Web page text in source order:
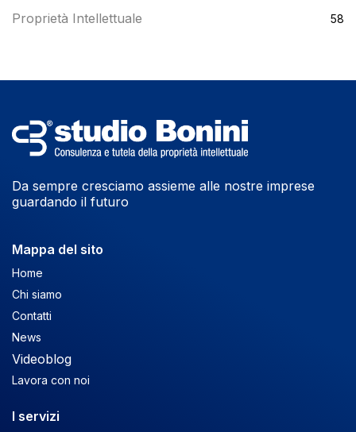
Proprietà Intellettuale 58
Da sempre cresciamo assieme alle nostre imprese
guardando il futuro
Mappa del sito
Home
Chi siamo
Contatti
News
Videoblog
Lavora con noi
I servizi